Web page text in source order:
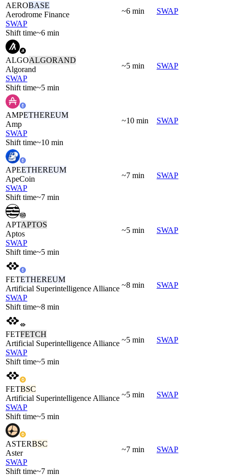
AEROBASE
Aerodrome Finance
SWAP
Shift time~6 min
~6 min SWAP
ALGOALGORAND
Algorand
SWAP
Shift time~5 min
~5 min SWAP
AMPETHEREUM
Amp
SWAP
Shift time~10 min
~10 min SWAP
APEETHEREUM
ApeCoin
SWAP
Shift time~7 min
~7 min SWAP
APTAPTOS
Aptos
SWAP
Shift time~5 min
~5 min SWAP
FETETHEREUM
Artificial Superintelligence Alliance
SWAP
Shift time~8 min
~8 min SWAP
FETFETCH
Artificial Superintelligence Alliance
SWAP
Shift time~5 min
~5 min SWAP
FETBSC
Artificial Superintelligence Alliance
SWAP
Shift time~5 min
~5 min SWAP
ASTERBSC
Aster
SWAP
Shift time~7 min
~7 min SWAP